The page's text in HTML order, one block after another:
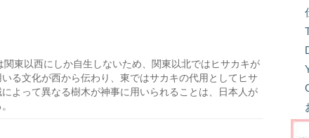
東以西にしか自生しないため、関東以北ではヒサカキが
る文化が西から伝わり、東ではサカキの代用としてヒサ
よって異なる樹木が神事に用いられることは、日本人が